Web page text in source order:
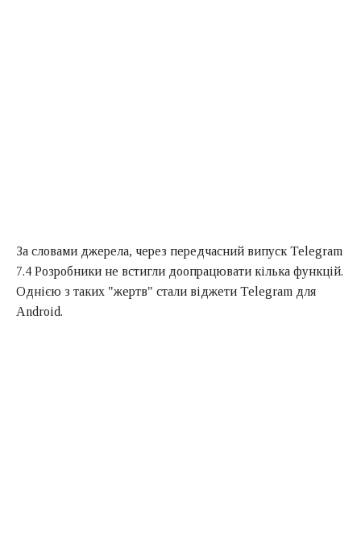
За словами джерела, через передчасний випуск Telegram
7.4 Розробники не встигли доопрацювати кілька функцій.
Однією з таких "жертв" стали віджети Telegram для
Android.